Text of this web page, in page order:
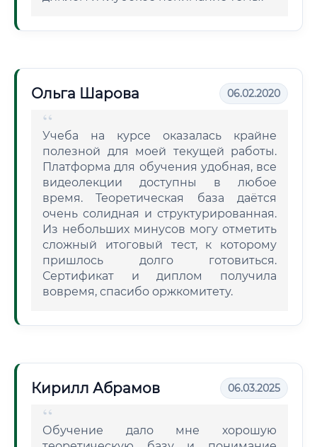
Ольга Шарова 06.02.2020
Учеба на курсе оказалась крайне
полезной для моей текущей работы.
Платформа для обучения удобная, все
видеолекции доступны в любое
время. Теоретическая база даётся
очень солидная и структурированная.
Из небольших минусов могу отметить
сложный итоговый тест, к которому
пришлось долго готовиться.
Сертификат и диплом получила
вовремя, спасибо оржкомитету.
Кирилл Абрамов 06.03.2025
Обучение дало мне хорошую